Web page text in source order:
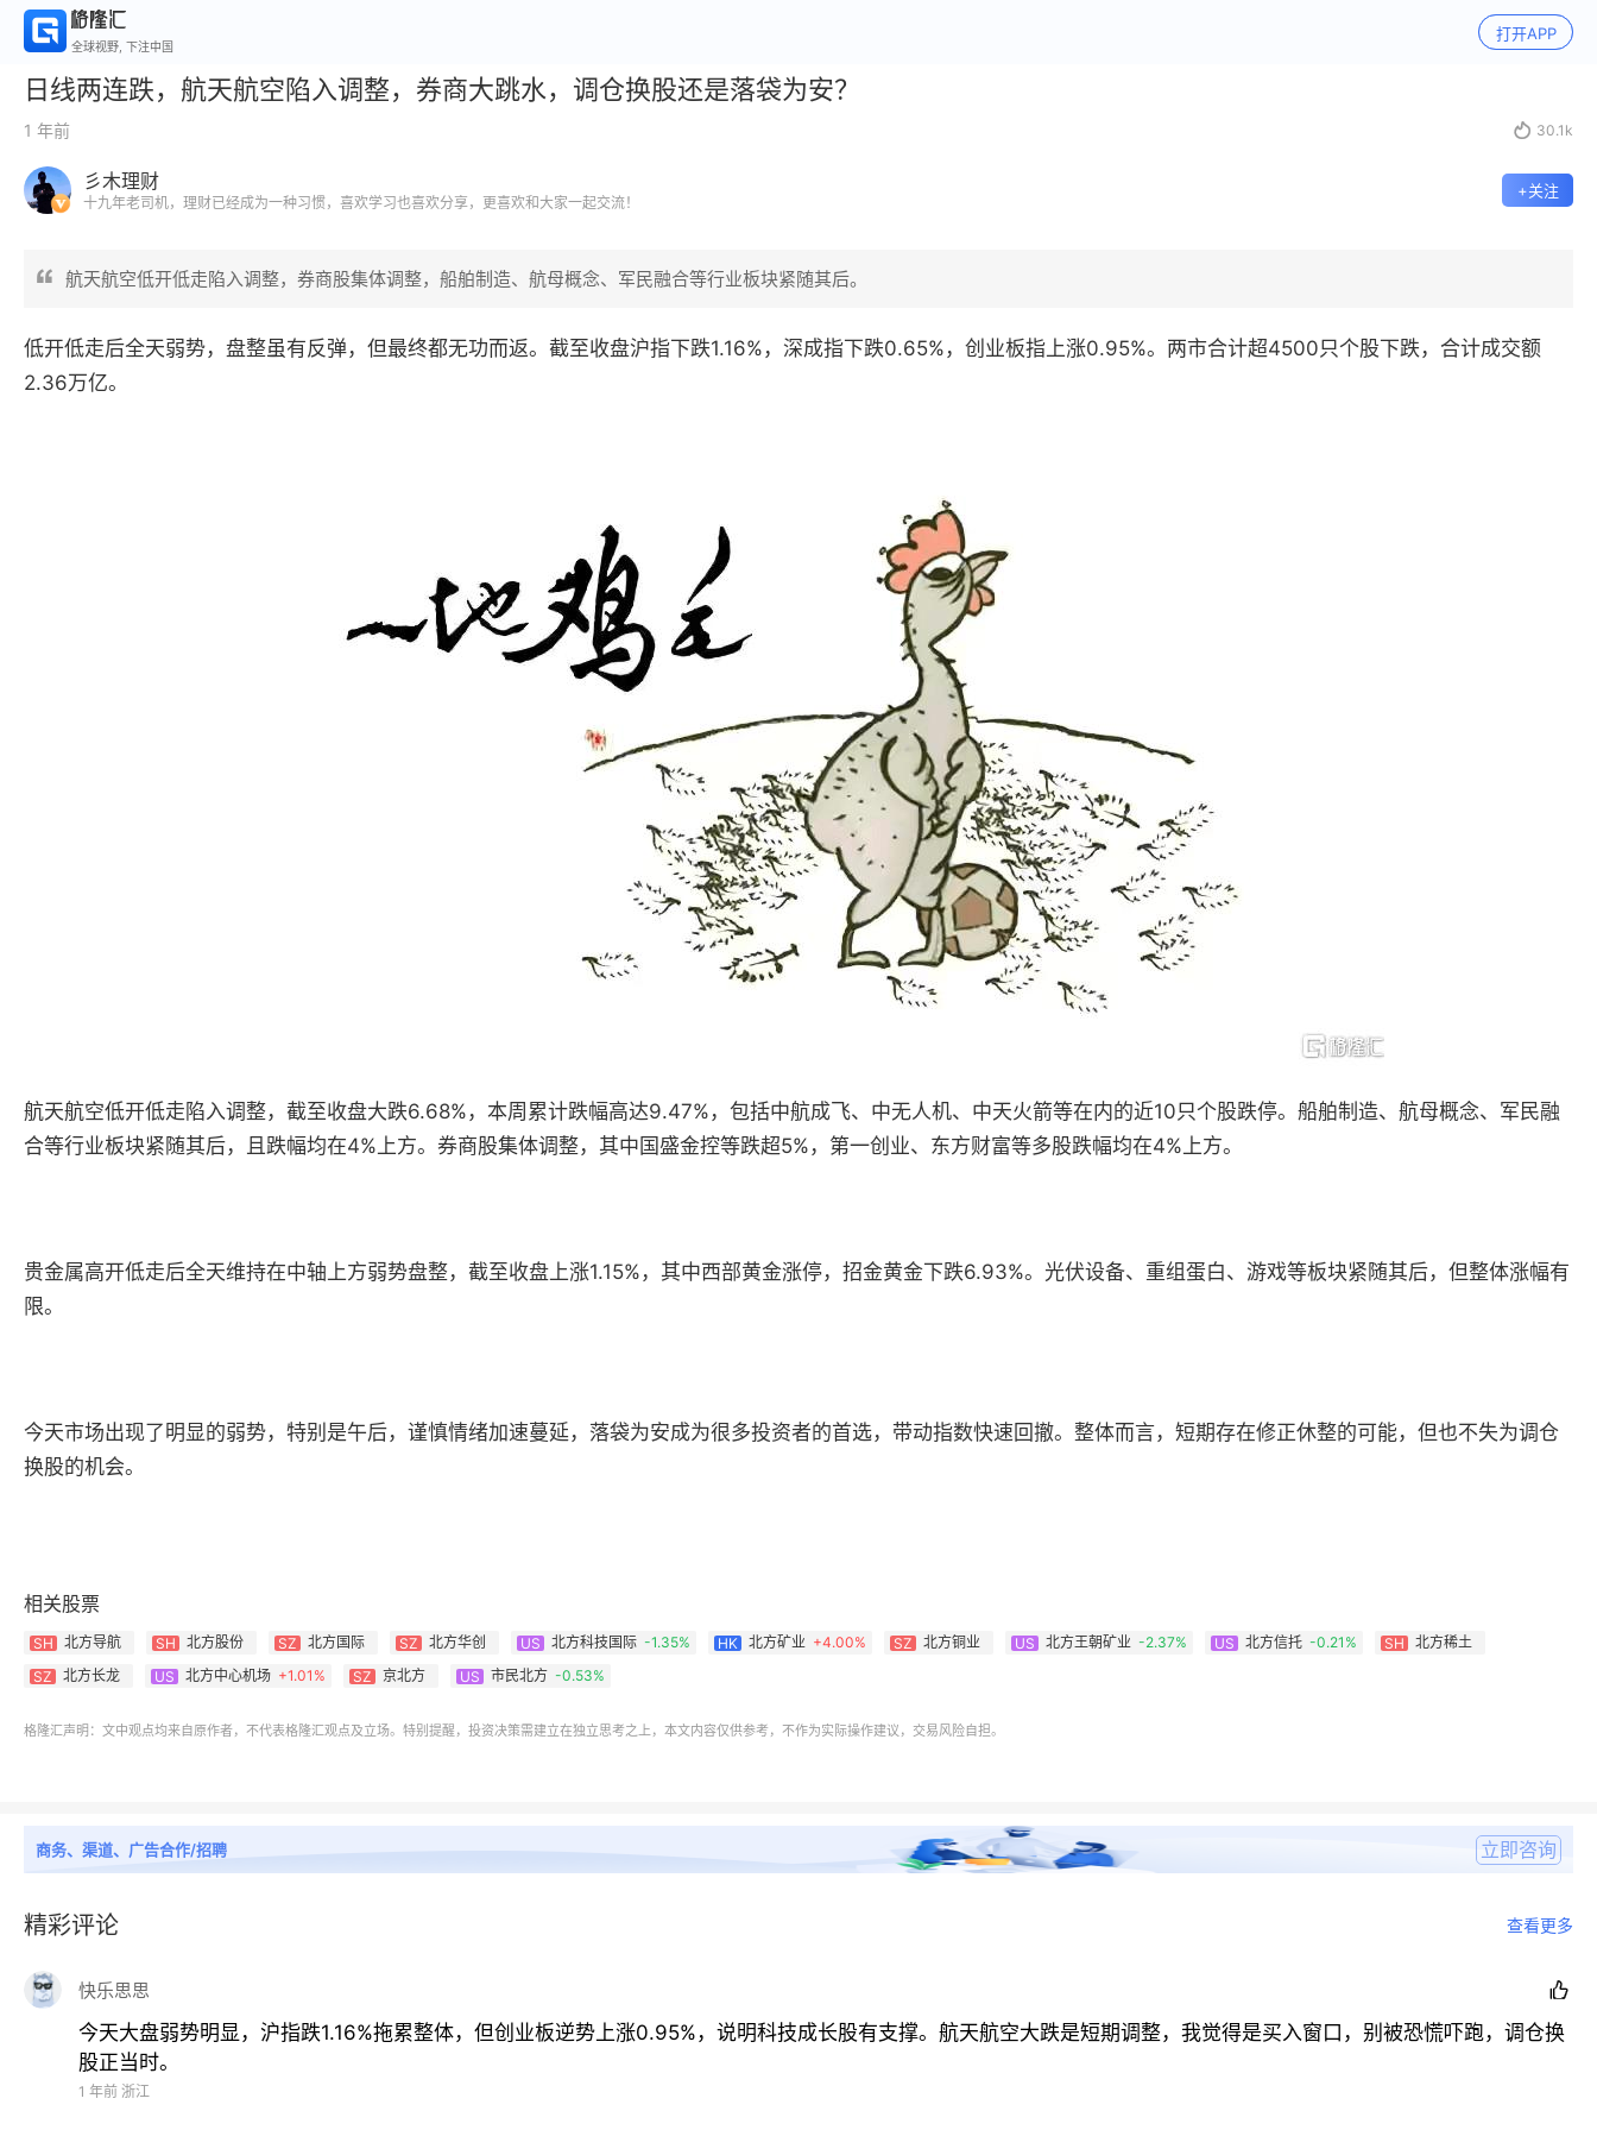
全球视野, 下注中国
打开APP
日线两连跌，航天航空陷入调整，券商大跳水，调仓换股还是落袋为安？
1 年前  30.1k
彡木理财
十九年老司机，理财已经成为一种习惯，喜欢学习也喜欢分享，更喜欢和大家一起交流！
+关注
航天航空低开低走陷入调整，券商股集体调整，船舶制造、航母概念、军民融合等行业板块紧随其后。
低开低走后全天弱势，盘整虽有反弹，但最终都无功而返。截至收盘沪指下跌1.16%，深成指下跌0.65%，创业板指上涨0.95%。两市合计超4500只个股下跌，合计成交额
2.36万亿。
航天航空低开低走陷入调整，截至收盘大跌6.68%，本周累计跌幅高达9.47%，包括中航成飞、中无人机、中天火箭等在内的近10只个股跌停。船舶制造、航母概念、军民融
合等行业板块紧随其后，且跌幅均在4%上方。券商股集体调整，其中国盛金控等跌超5%，第一创业、东方财富等多股跌幅均在4%上方。
贵金属高开低走后全天维持在中轴上方弱势盘整，截至收盘上涨1.15%，其中西部黄金涨停，招金黄金下跌6.93%。光伏设备、重组蛋白、游戏等板块紧随其后，但整体涨幅有
限。
今天市场出现了明显的弱势，特别是午后，谨慎情绪加速蔓延，落袋为安成为很多投资者的首选，带动指数快速回撤。整体而言，短期存在修正休整的可能，但也不失为调仓
换股的机会。
相关股票
SH 北方导航 SH 北方股份 SZ 北方国际 SZ 北方华创 US 北方科技国际 -1.35% HK 北方矿业 +4.00% SZ 北方铜业 US 北方王朝矿业 -2.37% US 北方信托 -0.21% SH
北方稀土
SZ
北方长龙 US 北方中心机场 +1.01% SZ 京北方 US 市民北方 -0.53%
格隆汇声明：文中观点均来自原作者，不代表格隆汇观点及立场。特别提醒，投资决策需建立在独立思考之上，本文内容仅供参考，不作为实际操作建议，交易风险自担。
商务、渠道、广告合作/招聘 立即咨询
精彩评论 查看更多
快乐思思 
今天大盘弱势明显，沪指跌1.16%拖累整体，但创业板逆势上涨0.95%，说明科技成长股有支撑。航天航空大跌是短期调整，我觉得是买入窗口，别被恐慌吓跑，调仓换
股正当时。
1 年前 浙江